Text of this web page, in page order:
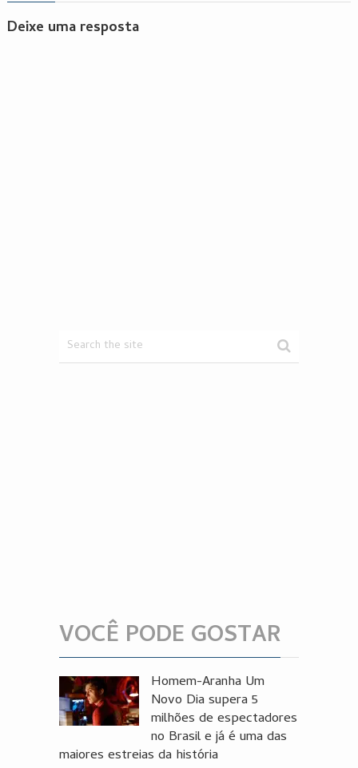
Deixe uma resposta
VOCÊ PODE GOSTAR
Homem-Aranha Um
Novo Dia supera 5
milhões de espectadores
no Brasil e já é uma das
maiores estreias da história